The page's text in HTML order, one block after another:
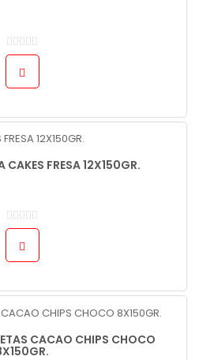
CAKES FRESA 12X150GR.
CACAO CHIPS CHOCO